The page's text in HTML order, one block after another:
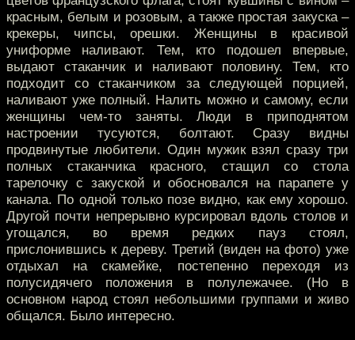
красным, белым и розовым, а также простая закуска –
крекеры, чипсы, орешки. Женщины в красивой
униформе наливают. Тем, кто подошел впервые,
выдают стаканчик и наливают половину. Тем, кто
подходит со стаканчиком за следующей порцией,
наливают уже полный. Налить можно и самому, если
женщины чем-то заняты. Люди в приподнятом
настроении тусуются, болтают. Сразу видны
продвинутые любители. Один мужик взял сразу три
полных стаканчика красного, стащил со стола
тарелочку с закуской и обосновался на парапете у
канала. По одной только позе видно, как ему хорошо.
Другой почти непрерывно курсировал вдоль столов и
угощался, во время редких пауз стоял,
прислонившись к дереву. Третий (виден на фото) уже
отдыхал на скамейке, постепенно переходя из
полусидячего положения в полулежачее. (Но в
основном народ стоял небольшими группами и живо
общался. Было интересно.